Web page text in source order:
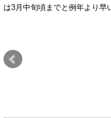
は3月中旬頃までと例年より早